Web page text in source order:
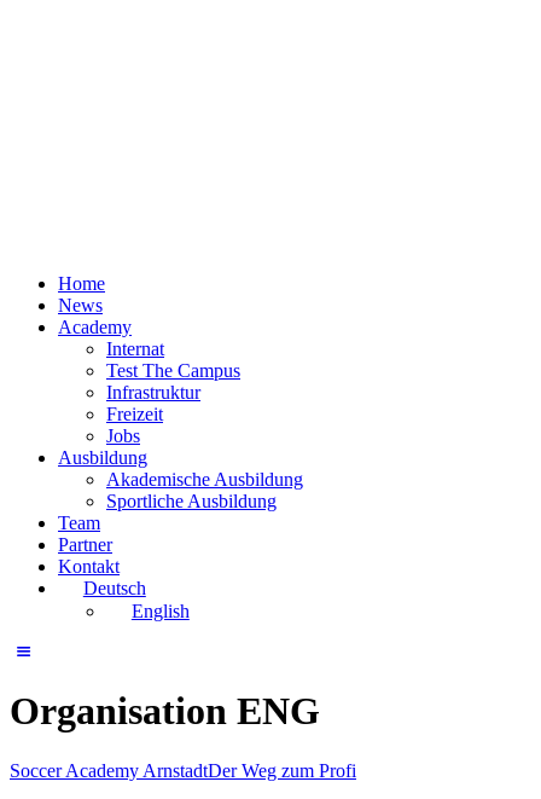
Home
News
Academy
Internat
Test The Campus
Infrastruktur
Freizeit
Jobs
Ausbildung
Akademische Ausbildung
Sportliche Ausbildung
Team
Partner
Kontakt
Deutsch
English
Organisation ENG
Soccer Academy ArnstadtDer Weg zum Profi